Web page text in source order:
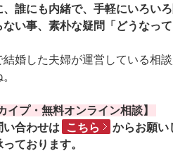
、誰にも内緒で、手軽にいろい
ない事、素朴な疑問「どうなっ
結婚した夫婦が運営している相
イプ・無料オンライン相談】
い合わせは
こちら
からお願い
ております。